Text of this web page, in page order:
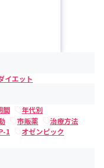
イエット
間
年代別
市販薬
治療方法
1
オゼンピック